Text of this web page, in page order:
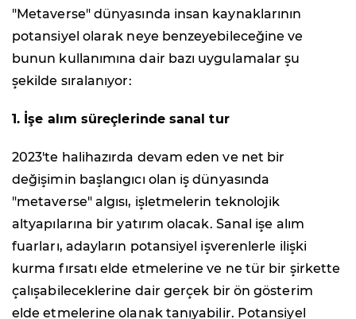
"Metaverse" dünyasında insan kaynaklarının
potansiyel olarak neye benzeyebileceğine ve
bunun kullanımına dair bazı uygulamalar şu
şekilde sıralanıyor:
1. İşe alım süreçlerinde sanal tur
2023'te halihazırda devam eden ve net bir
değişimin başlangıcı olan iş dünyasında
"metaverse" algısı, işletmelerin teknolojik
altyapılarına bir yatırım olacak. Sanal işe alım
fuarları, adayların potansiyel işverenlerle ilişki
kurma fırsatı elde etmelerine ve ne tür bir şirkette
çalışabileceklerine dair gerçek bir ön gösterim
elde etmelerine olanak tanıyabilir. Potansiyel